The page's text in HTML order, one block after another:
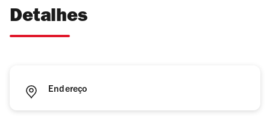
Detalhes
Endereço